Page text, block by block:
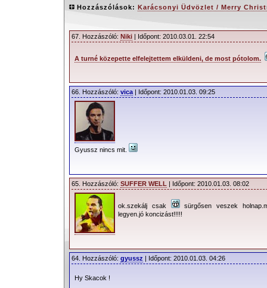
2009.12.20. 15:30 |
Hozzászólások: Karácsonyi Üdvözlet / Merry
67. Hozzászóló: Niki | Időpont: 2010.03.01. 22:54
A turné közepette elfelejtettem elküldeni, de most pótolom.
66. Hozzászóló: vica | Időpont: 2010.01.03. 09:25
Gyussz nincs mit.
65. Hozzászóló: SUFFER WELL | Időpont: 2010.01.03. 08:02
ok.szekálj csak
sürgősen veszek
legyen.jó koncizást!!!!!
64. Hozzászóló: gyussz | Időpont: 2010.01.03. 04:26
Hy Skacok !